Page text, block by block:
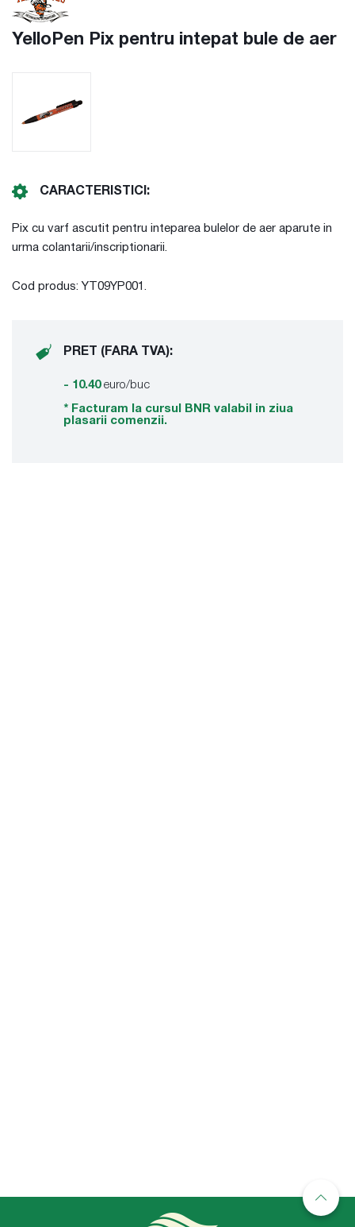
YelloPen Pix pentru intepat bule de aer
CARACTERISTICI:
Pix cu varf ascutit pentru inteparea bulelor de aer aparute in
urma colantarii/inscriptionarii.
Cod produs: YT09YP001.
PRET (FARA TVA):
- 10.40 euro/buc
* Facturam la cursul BNR valabil in ziua
plasarii comenzii.